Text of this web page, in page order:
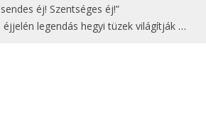
éj! Szentséges éj!”
legendás hegyi tüzek világítják meg Zugspitzét